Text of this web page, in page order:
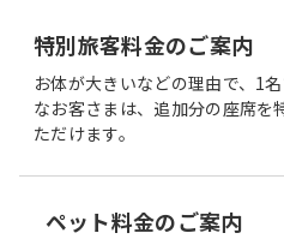
特別旅客料金のご案内
お体が大きいなどの理由で、1
なお客さまは、追加分の座席を
ただけます。
ペット料金のご案内